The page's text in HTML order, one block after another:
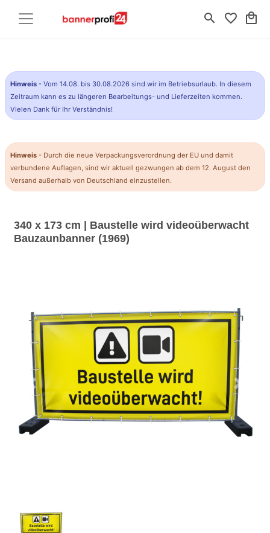
search favorite_border local_mall
Hinweis - Vom 14.08. bis 30.08.2026 sind wir im Betriebsurlaub. In diesem
Zeitraum kann es zu längeren Bearbeitungs- und Lieferzeiten kommen.
Vielen Dank für Ihr Verständnis!
Hinweis - Durch die neue Verpackungsverordnung der EU und damit
verbundene Auflagen, sind wir aktuell gezwungen ab dem 12. August den
Versand außerhalb von Deutschland einzustellen.
340 x 173 cm | Baustelle wird videoüberwacht
Bauzaunbanner (1969)
Previous Next